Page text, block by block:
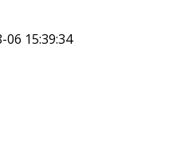
06 15:39:34